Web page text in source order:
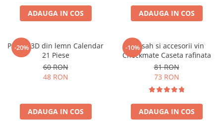
ADAUGA IN COS ADAUGA IN COS
-20%
Puzzle 3D din lemn Calendar
21 Piese
60 RON
48 RON
ADAUGA IN COS
-10%
Set sah si accesorii vin
Checkmate Caseta rafinata
81 RON
73 RON
ADAUGA IN COS